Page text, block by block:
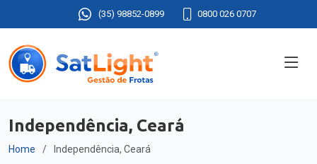
(35) 98852-0899 0800 026 0707
Independência, Ceará
Home Independência, Ceará